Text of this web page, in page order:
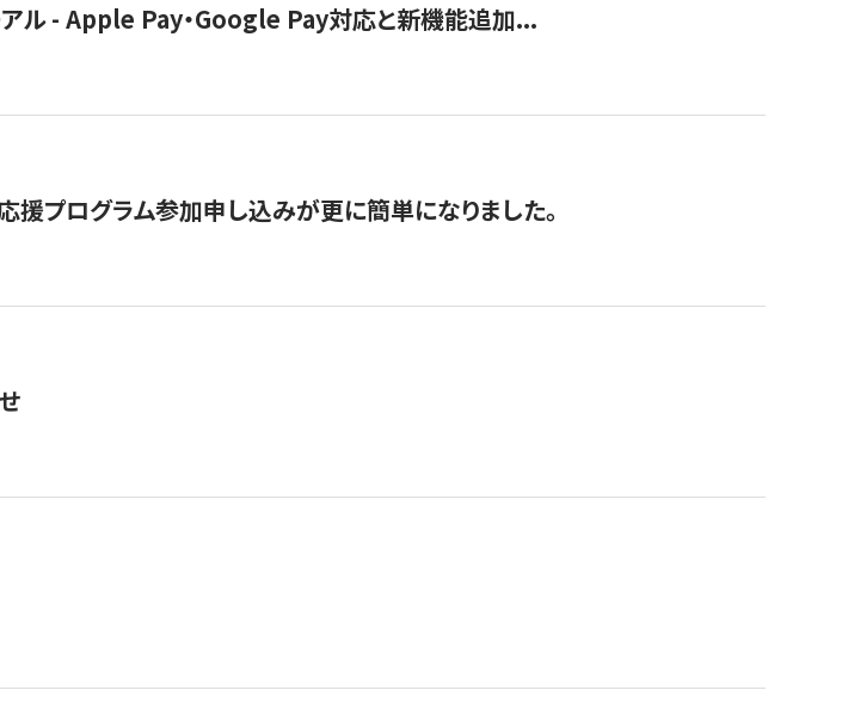
アル - Apple Pay・Google Pay対応と新機能追加...
援プログラム参加申し込みが更に簡単になりました。